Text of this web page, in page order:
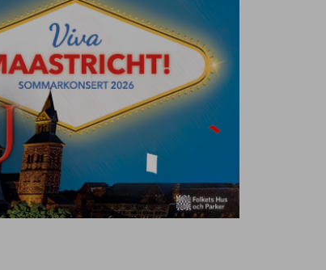
3 MAJ
dill och persilja 2 MAJ
31 JUL